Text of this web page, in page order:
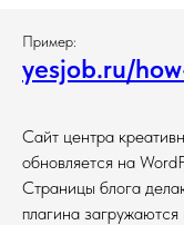
Пример:
yesjob.ru/
Сайт центра
обновляется на
Страницы блога
плагина